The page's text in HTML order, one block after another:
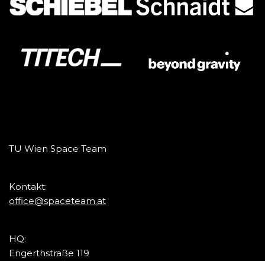
TU Wien Space Team
Kontakt:
office@spaceteam.at
HQ:
Engerthstraße 119